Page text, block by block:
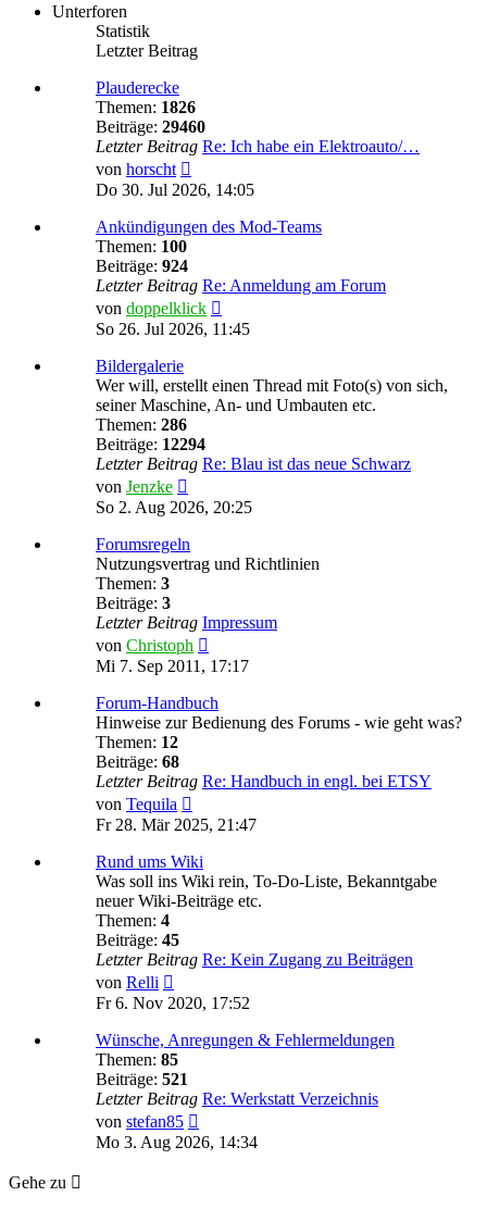
Unterforen
Statistik
Letzter Beitrag
Plauderecke
Themen: 1826
Beiträge: 29460
Letzter Beitrag Re: Ich habe ein Elektroauto/…
von horscht
Beitrag
Do 30. Jul 2026, 14:05
Ankündigungen des Mod-Teams
Themen: 100
Beiträge: 924
Letzter Beitrag Re: Anmeldung am Forum
von doppelklick
Beitrag
So 26. Jul 2026, 11:45
Bildergalerie
Wer will, erstellt einen Thread mit Foto(s) von sich,
seiner Maschine, An- und Umbauten etc.
Themen: 286
Beiträge: 12294
Letzter Beitrag Re: Blau ist das neue Schwarz
von Jenzke
Beitrag
So 2. Aug 2026, 20:25
Forumsregeln
Nutzungsvertrag und Richtlinien
Themen: 3
Beiträge: 3
Letzter Beitrag Impressum
von Christoph
Beitrag
Mi 7. Sep 2011, 17:17
Forum-Handbuch
Hinweise zur Bedienung des Forums - wie geht was?
Themen: 12
Beiträge: 68
Letzter Beitrag Re: Handbuch in engl. bei ETSY
von Tequila
Beitrag
Fr 28. Mär 2025, 21:47
Rund ums Wiki
Was soll ins Wiki rein, To-Do-Liste, Bekanntgabe
neuer Wiki-Beiträge etc.
Themen: 4
Beiträge: 45
Letzter Beitrag Re: Kein Zugang zu Beiträgen
von Relli
Beitrag
Fr 6. Nov 2020, 17:52
Wünsche, Anregungen & Fehlermeldungen
Themen: 85
Beiträge: 521
Letzter Beitrag Re: Werkstatt Verzeichnis
von stefan85
Beitrag
Mo 3. Aug 2026, 14:34
Gehe zu